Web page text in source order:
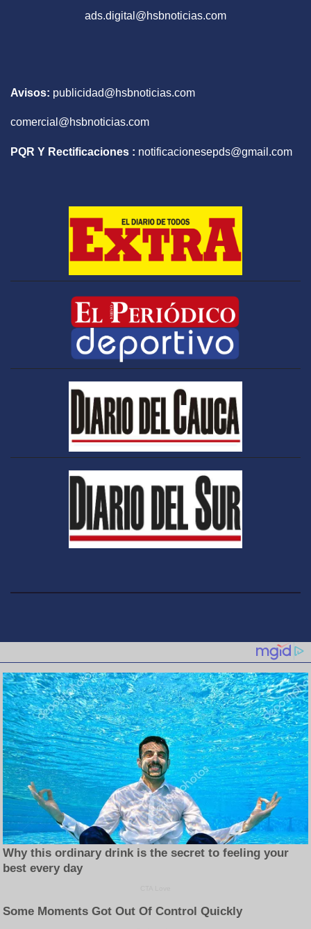
ads.digital@hsbnoticias.com
Avisos: publicidad@hsbnoticias.com
comercial@hsbnoticias.com
PQR Y Rectificaciones : notificacionesepds@gmail.com